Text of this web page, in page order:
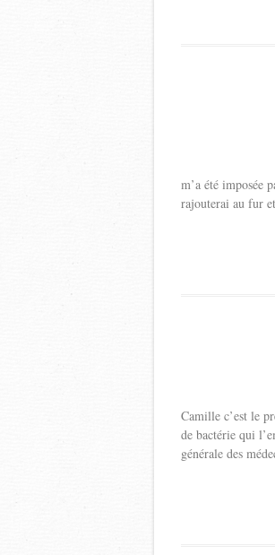
Dans un
m’a été imposée
rajouterai au fur
Camille c’est le
de bactérie qui
générale des